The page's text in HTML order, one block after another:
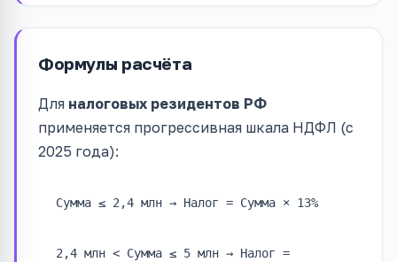
Формулы расчёта
Для налоговых резидентов РФ
применяется прогрессивная шкала НДФЛ (с
2025 года):
Сумма ≤ 2,4 млн → Налог = Сумма × 13%
2,4 млн < Сумма ≤ 5 млн → Налог =